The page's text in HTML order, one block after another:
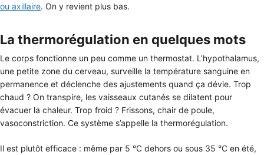
ou axillaire. On y revient plus bas.
La thermorégulation en quelques mots
Le corps fonctionne un peu comme un thermostat. L’hypothalamus,
une petite zone du cerveau, surveille la température sanguine en
permanence et déclenche des ajustements quand ça dévie. Trop
chaud ? On transpire, les vaisseaux cutanés se dilatent pour
évacuer la chaleur. Trop froid ? Frissons, chair de poule,
vasoconstriction. Ce système s’appelle la thermorégulation.
Il est plutôt efficace : même par 5 °C dehors ou sous 35 °C en été,